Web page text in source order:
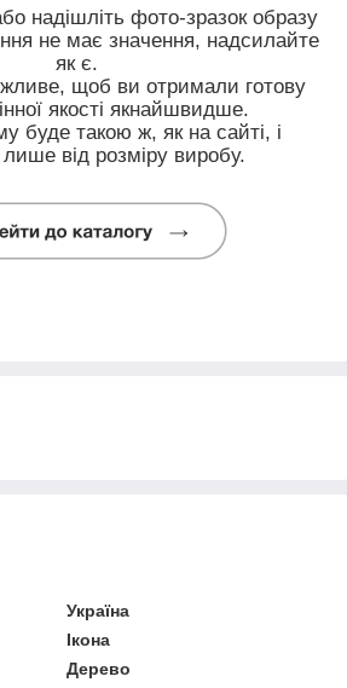
надішліть фото-зразок образу
не має значення, надсилайте
як є.
щоб ви отримали готову
якості якнайшвидше.
буде такою ж, як на сайті, і
від розміру виробу.
Україна
Ікона
Дерево